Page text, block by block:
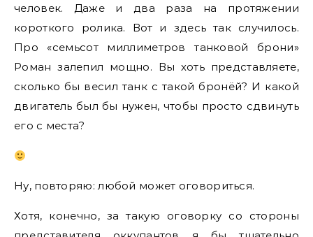
человек. Даже и два раза на протяжении
короткого ролика. Вот и здесь так случилось.
Про «семьсот миллиметров танковой брони»
Роман залепил мощно. Вы хоть представляете,
сколько бы весил танк с такой бронёй? И какой
двигатель был бы нужен, чтобы просто сдвинуть
его с места?
Ну, повторяю: любой может оговориться.
Хотя, конечно, за такую оговорку со стороны